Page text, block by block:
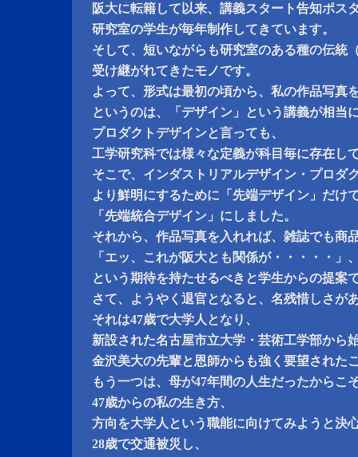
阪大に転籍して以来、講義スタート告知ポス
研究室の学生が毎年制作してきています。
そして、短いながらも研究室のある種の伝統
受け継がれてきたモノです。
よって、形式は最初の頃から、私の作品写真
というのは、「デザイン」という講義が相当
プロダクトデザインと言っても、
工学研究科では様々な定義が科目毎に存在し
そこで、インダストリアルデザイン・プロダ
より鮮明にするために「先端デザイン」だけ
「先端統合デザイン」にしました。
それから、作品写真を入れれば、雑誌でも商
「エッ、これが阪大とも関係が・・・・・」
という期待を持たせるべきと学生からの提案
さて、ようやく退官となると、名残惜しさが
それは47歳で大学人となり、
新設された名古屋市立大学・芸術工学部から
金沢美大の先輩と恩師からも強く要望された
もう一つは、母が47年間の人生だったからこ
47歳からの私の生き方、
方向を大学人という職能に向けてみようと決
28歳で交通被災し、